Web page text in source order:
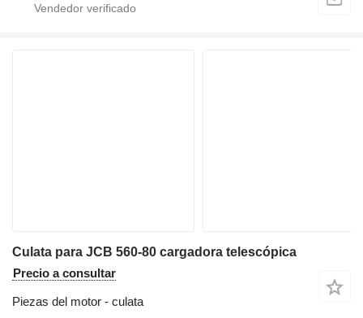
Culata para JCB 560-80 cargadora telescópica
Precio a consultar
Piezas del motor - culata